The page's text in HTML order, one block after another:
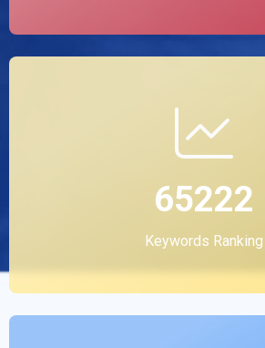
65222
Keywords Ranking